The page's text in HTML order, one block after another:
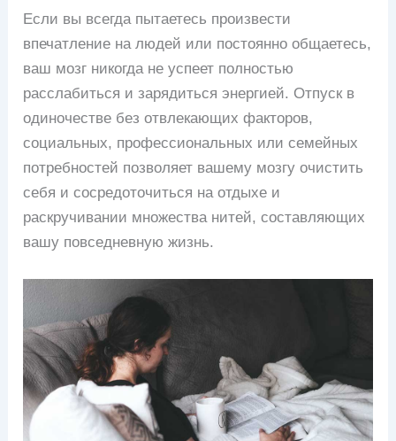
Если вы всегда пытаетесь произвести
впечатление на людей или постоянно общаетесь,
ваш мозг никогда не успеет полностью
расслабиться и зарядиться энергией. Отпуск в
одиночестве без отвлекающих факторов,
социальных, профессиональных или семейных
потребностей позволяет вашему мозгу очистить
себя и сосредоточиться на отдыхе и
раскручивании множества нитей, составляющих
вашу повседневную жизнь.